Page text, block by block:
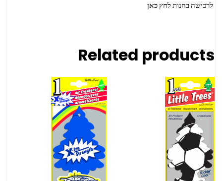
לרכישה בחנותלחץ כאן
Related products